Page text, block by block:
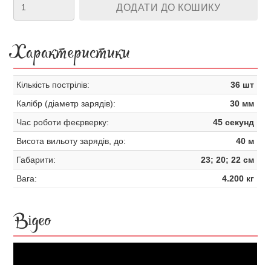
ДОДАТИ ДО КОШИКУ
Характеристики
Кількість пострілів:
36 шт
Калібр (діаметр зарядів):
30 мм
Час роботи феєрверку:
45 секунд
Висота вильоту зарядів, до:
40 м
Габарити:
23; 20; 22 см
Вага:
4.200 кг
Відео